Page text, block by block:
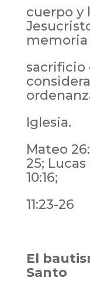
cuerpo y
memoria
sacrificio
Iglesia.
Mateo
25; Lucas
10:16;
11:23-26
El
Santo